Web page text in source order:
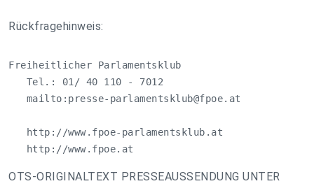
Rückfragehinweis:
Freiheitlicher Parlamentsklub
   Tel.: 01/ 40 110 - 7012
   mailto:
presse-parlamentsklub@fpoe.at
   http://www.fpoe-parlamentsklub.at
   http://www.fpoe.at
OTS-ORIGINALTEXT PRESSEAUSSENDUNG UNTER